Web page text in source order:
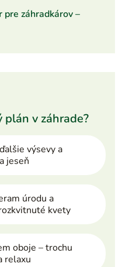
pre záhradkárov –
plán v záhrade?
výsevy a
jeseň
úrodu a
kvety
oboje – trochu
relaxu